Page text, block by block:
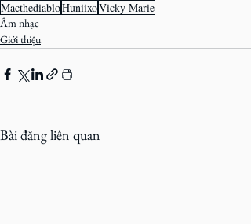
MacthediabloHuniixoVicky Marie
Âm nhạc
Giới thiệu
Bài đăng liên quan